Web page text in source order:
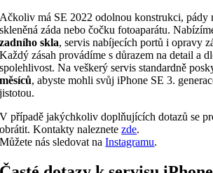
Ačkoliv má SE 2022 odolnou konstrukci, pády
skleněná záda nebo čočku fotoaparátu.
zadního skla, servis nabíjecích portů i opravy
Každý zásah provádíme s důrazem na detail a
spolehlivost. Na veškerý servis standardně
měsíců, abyste mohli svůj iPhone SE 3.
jistotou.
V případě jakýchkoliv doplňujících dotazů se
obrátit. Kontakty naleznetezde.
Můžete nás sledovat naInstagramu.